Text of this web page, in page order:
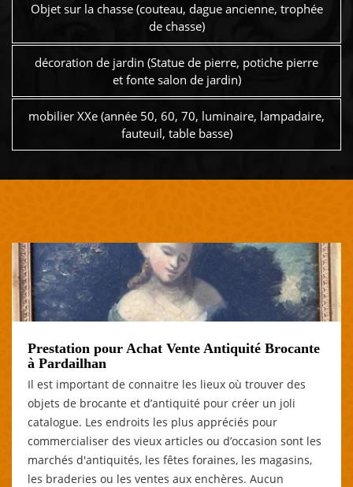
Objet sur la chasse (couteau, dague ancienne, trophée
de chasse)
décoration de jardin (Statue de pierre, potiche pierre
et fonte salon de jardin)
mobilier XXe (année 50, 60, 70, luminaire, lampadaire,
fauteuil, table basse)
Prestation pour Achat Vente Antiquité Brocante
à Pardailhan
Il est important de connaitre les lieux où trouver des
objets de brocante et d’antiquité pour créer un joli
catalogue. Les endroits les plus appréciés pour
commercialiser des vieux articles ou d’occasion sont les
marchés d'antiquités, les fêtes foraines, les magasins,
les braderies ou les ventes aux enchères. Aucun